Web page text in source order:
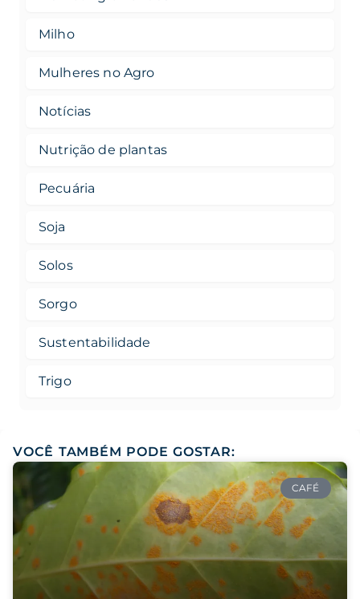
Milho
Mulheres no Agro
Notícias
Nutrição de plantas
Pecuária
Soja
Solos
Sorgo
Sustentabilidade
Trigo
VOCÊ TAMBÉM PODE GOSTAR:
CAFÉ